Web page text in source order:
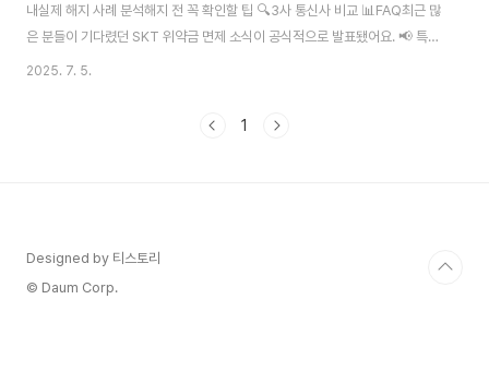
내실제 해지 사례 분석해지 전 꼭 확인할 팁 🔍3사 통신사 비교 📊FAQ최근 많
은 분들이 기다렸던 SKT 위약금 면제 소식이 공식적으로 발표됐어요. 📢 특히
2025년 현재, 특정 조건만 충족하면 기존에 부담스러웠던 위약금 없이 해지
약정 기간이 아직 남은 분들에게는 정말 반가운 소식이에요. 조건만 잘 따지면,
2025. 7. 5.
1
Designed by 티스토리
© Daum Corp.